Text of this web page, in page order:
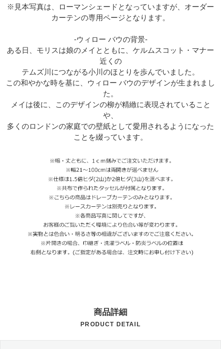
※見本写真は、ローマンシェードとなっていますが、オーダー
カーテンの専用ページとなります。
-ウィロー バウの背景-
ある日、モリスは娘のメイとともに、ケルムスコット・マナー
近くの
テムズ川につながる小川のほとりを歩んでいました。
この和やかな時を基に、ウィロー バウのデザインが生まれまし
た。
メイは後に、このデザインの柳が精緻に表現されていること
や、
多くのロンドンの家庭での壁紙として愛用されるようになった
ことを綴っています。
商品詳細
PRODUCT DETAIL